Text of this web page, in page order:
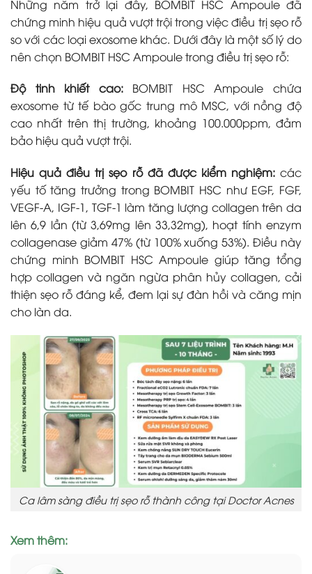
Những năm trở lại đây, BOMBIT HSC Ampoule đã
chứng minh hiệu quả vượt trội trong việc điều trị sẹo rỗ
so với các loại exosome khác. Dưới đây là một số lý do
nên chọn BOMBIT HSC Ampoule trong điều trị sẹo rỗ:
Độ tinh khiết cao:BOMBIT HSC Ampoule chứa
exosome từ tế bào gốc trung mô MSC, với nồng độ
cao nhất trên thị trường, khoảng 100.000ppm, đảm
bảo hiệu quả vượt trội.
Hiệu quả điều trị sẹo rỗ đã được kiểm nghiệm:các
yếu tố tăng trưởng trong BOMBIT HSC như EGF, FGF,
VEGF-A, IGF-1, TGF-1 làm tăng lượng collagen trên da
lên 6,9 lần (từ 3,69mg lên 33,32mg), hoạt tính enzym
collagenase giảm 47% (từ 100% xuống 53%). Điều này
chứng minh BOMBIT HSC Ampoule giúp tăng tổng
hợp collagen và ngăn ngừa phân hủy collagen, cải
thiện sẹo rỗ đáng kể, đem lại sự đàn hồi và căng mịn
cho làn da.
Ca lâm sàng điều trị sẹo rỗ thành công tại Doctor Acnes
Xem thêm: